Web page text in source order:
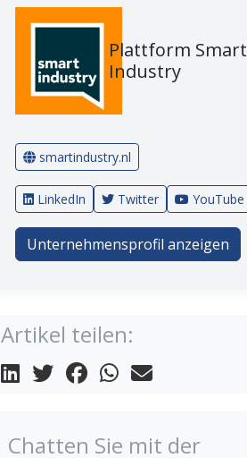
Plattform Smart
Industry
smartindustry.nl
LinkedIn Twitter YouTube
Unternehmensprofil anzeigen
Artikel teilen:
Chatten Sie mit der